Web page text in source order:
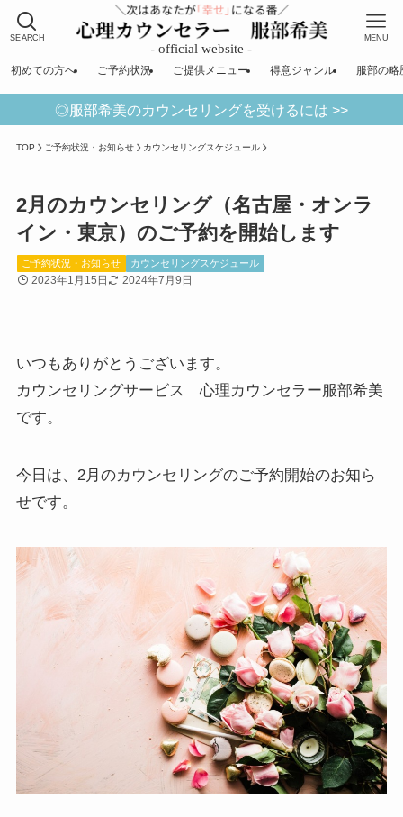
SEARCH MENU
初めての方へ ご予約状況 ご提供メニュー 得意ジャンル 服部の略
◎服部希美のカウンセリングを受けるには >>
TOP ご予約状況・お知らせ カウンセリングスケジュール
2月のカウンセリング（名古屋・オンラ
イン・東京）のご予約を開始します
ご予約状況・お知らせ カウンセリングスケジュール
2023年1月15日 2024年7月9日
いつもありがとうございます。
カウンセリングサービス 心理カウンセラー服部希美
です。
今日は、2月のカウンセリングのご予約開始のお知ら
せです。